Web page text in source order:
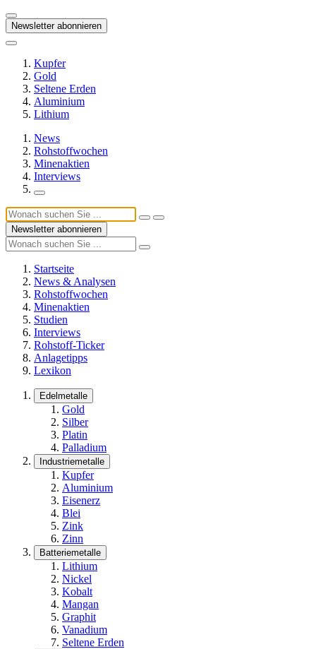
Newsletter abonnieren
Kupfer
Gold
Seltene Erden
Aluminium
Lithium
News
Rohstoffwochen
Minenaktien
Interviews
Newsletter abonnieren
Startseite
News & Analysen
Rohstoffwochen
Minenaktien
Studien
Interviews
Rohstoff-Ticker
Anlagetipps
Lexikon
Edelmetalle
Gold
Silber
Platin
Palladium
Industriemetalle
Kupfer
Aluminium
Eisenerz
Blei
Zink
Zinn
Batteriemetalle
Lithium
Nickel
Kobalt
Mangan
Graphit
Vanadium
Seltene Erden